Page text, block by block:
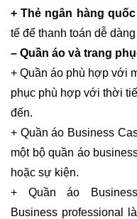
+ Thẻ ngân hàng quốc
tế để thanh toán dễ
– Quần áo và trang
+ Quần áo phù hợp với
phục phù hợp với thời
đến.
+ Quần áo Business
một bộ quần áo
hoặc sự kiện.
+ Quần áo
Business professional